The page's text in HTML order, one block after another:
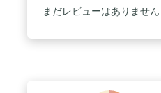
まだレビューはありません